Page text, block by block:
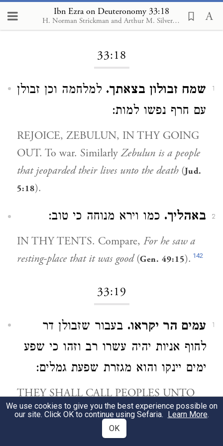
Ibn Ezra on Deuteronomy 33:18
H. Norman Strickman and Arthur M. Silver. Menorah Pub., 1988-2004
Loading...
33:18
1 שמח זבולון בצאתך. למלחמה וכן זבולן
עם חרף נפשו למות:
REJOICE, ZEBULUN, IN THY GOING
OUT. To war. SimilarlyZebulun is a people
that jeoparded their lives unto the death(Jud.
5:18).
2 באהליך. כמו וירא מנוחה כי טוב:
IN THY TENTS. Compare, For he saw a
resting-place that it was good(Gen. 49:15). 142
33:19
1 עמים הר יקראו. בעבור שזבולן דר
לחוף אניות יהיה עשרו רב וזהו כי שפע
ימים יינקו והוא מגזרת שפעת גמלים:
THEY SHALL CALL PEOPLES UNTO
THE MOUNTAIN. Zebulun shall possess
great wealth because he dwells where ships
We use cookies to give you the best experience possible on
our site. Click OK to continue using Sefaria. Learn More.
OK